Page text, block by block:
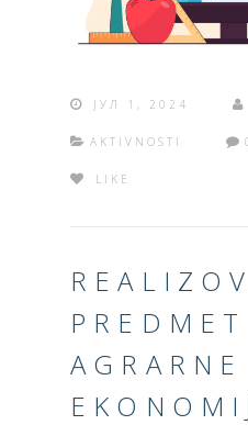
ЈУЛ 1, 2024
AKTIVNOSTI
LIKE
AGRARNE